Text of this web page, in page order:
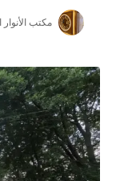
مكتب الأنوار